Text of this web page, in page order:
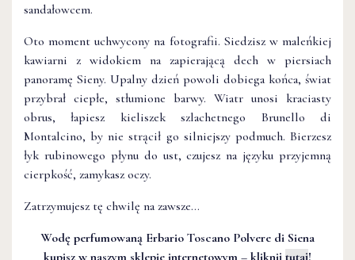
sandałowcem.
Oto moment uchwycony na fotografii. Siedzisz w maleńkiej
kawiarni z widokiem na zapierającą dech w piersiach
panoramę Sieny. Upalny dzień powoli dobiega końca, świat
przybrał ciepłe, stłumione barwy. Wiatr unosi kraciasty
obrus, łapiesz kieliszek szlachetnego Brunello di
Montalcino, by nie strącił go silniejszy podmuch. Bierzesz
łyk rubinowego płynu do ust, czujesz na języku przyjemną
cierpkość, zamykasz oczy.
Zatrzymujesz tę chwilę na zawsze…
Wodę perfumowaną Erbario Toscano Polvere di Siena